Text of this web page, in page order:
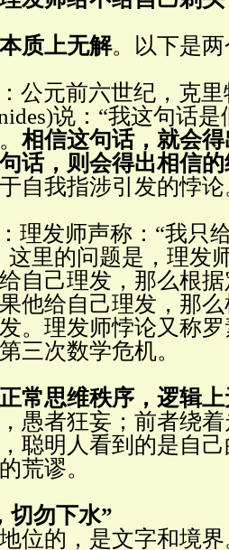
本质上无解。
以下是
公元前六世纪，克
)说： “我这句话是
相信这句话，就会
话，则会得出相信
自我指涉引发的悖论
理发师声称： “我只
这里的问题是，理发
自己理发，那么根
他给自己理发，那
。理发师悖论又称
三次数学危机。
常思维秩序，逻辑
愚者狂妄；前者绕
，聪明人看到的是自
荒谬。
切勿下水”
位的，是文字和境